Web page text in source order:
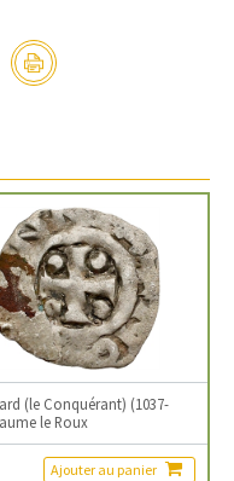
(le Conquérant) (1037-
le Roux
Ajouter au panier